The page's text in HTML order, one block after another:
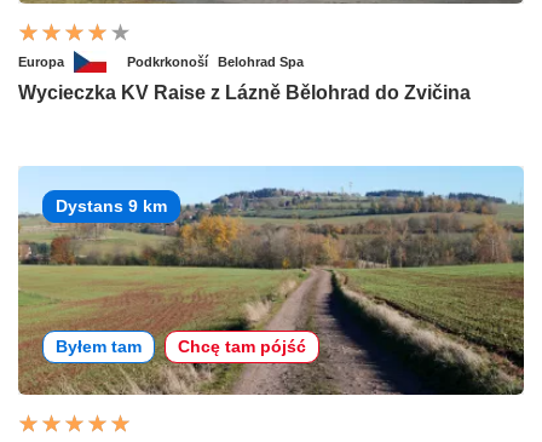
Europa Podkrkonoší Belohrad Spa
Wycieczka KV Raise z Lázně Bělohrad do Zvičina
Dystans 9 km
Byłem tam Chcę tam pójść